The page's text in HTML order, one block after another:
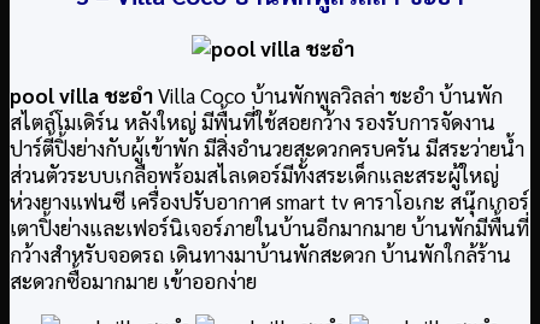
pool villa ชะอำVilla Coco บ้านพักพูลวิลล่า ชะอำ บ้านพัก
สไตล์โมเดิร์น หลังใหญ่ มีพื้นที่ใช้สอยกว้าง รองรับการจัดงาน
ปาร์ตี้ปิ้งย่างกับผู้เข้าพัก มีสิ่งอำนวยสะดวกครบครัน มีสระว่ายน้ำ
ส่วนตัวระบบเกลือพร้อมสไลเดอร์มีทั้งสระเด็กและสระผู้ใหญ่
ห่วงยางแฟนซี เครื่องปรับอากาศ smart tv คาราโอเกะ สนุ๊กเกอร์
เตาปิ้งย่างและเฟอร์นิเจอร์ภายในบ้านอีกมากมาย บ้านพักมีพื้นที่
กว้างสำหรับจอดรถ เดินทางมาบ้านพักสะดวก บ้านพักใกล้ร้าน
สะดวกซื้อมากมาย เข้าออกง่าย